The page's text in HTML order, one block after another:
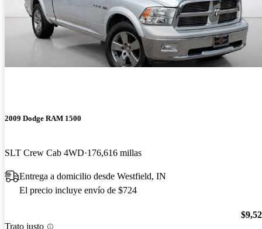
2009 Dodge RAM 1500
SLT Crew Cab 4WD 176,616 millas
Entrega a domicilio desde Westfield, IN
El precio incluye envío de $724
Trato justo